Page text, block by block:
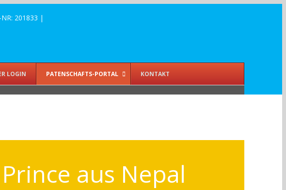
201833 |
LOGIN PATENSCHAFTS-PORTAL KONTAKT
aus Nepal